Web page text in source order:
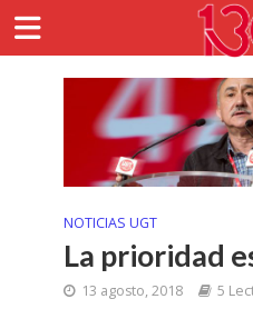
NOTICIAS UGT
La prioridad
13 agosto, 2018 5